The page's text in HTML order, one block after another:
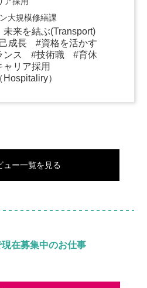
大規模修繕課
来を結ぶ(Transport)
成長
資格を活かす
ンス
技術職
育休
ャリア採用
）
ュー一覧を見る
在募集中のお仕事